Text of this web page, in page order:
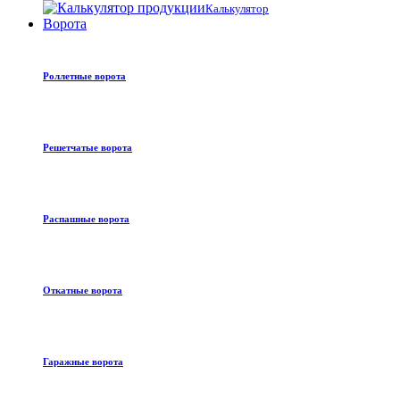
Калькулятор
Ворота
Роллетные ворота
Решетчатые ворота
Распашные ворота
Откатные ворота
Гаражные ворота